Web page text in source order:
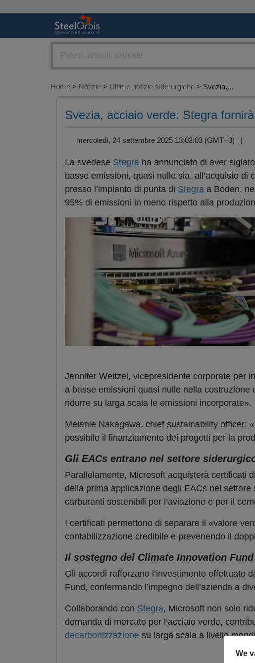
Home > Notizie > Ultime notizie siderurgiche > Svezia,...
Svezia, acciaio verde: Stegra
mercoledì, 24 settembre 2025 13:03:03 (GMT+3) |
La svedese Stegra ha annunciato di aver
basse emissioni, quasi nulle sia, all’acquisto di
presso l’impianto di punta di Stegra a Boden,
95% di emissioni in meno rispetto alla
Jennifer Weitzel, vicepresidente corporate per
a basse emissioni quasi nulle nella
ridurre su larga scala le emissioni incorporate».
Melanie Nakagawa, chief sustainability officer:
possibile il finanziamento dei progetti per la
Gli EACs entrano nel settore
Parallelamente, Microsoft acquisterà certificati
della prima applicazione degli EACs nel
carburanti sostenibili per l’aviazione e per il
I certificati permettono di separare il «valore
contabilizzazione credibile e prevenendo il
Il sostegno del Climate Innovation
Gli accordi rafforzano l’investimento effettuato
Fund, confermando l’impegno dell’azienda a
Collaborando con Stegra, Microsoft non solo
domanda di mercato per l’acciaio verde,
decarbonizzazione su larga scala a livello